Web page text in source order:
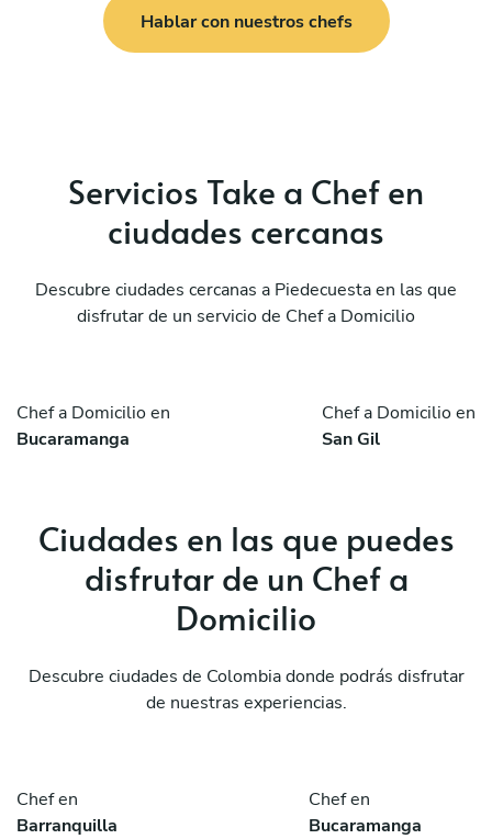
Hablar con nuestros chefs
Servicios Take a Chef en
ciudades cercanas
Descubre ciudades cercanas a Piedecuesta en las que
disfrutar de un servicio de Chef a Domicilio
Chef a Domicilio en
Bucaramanga
Chef a Domicilio en
San Gil
Ciudades en las que puedes
disfrutar de un Chef a
Domicilio
Descubre ciudades de Colombia donde podrás disfrutar
de nuestras experiencias.
Chef en
Barranquilla
Chef en
Bucaramanga